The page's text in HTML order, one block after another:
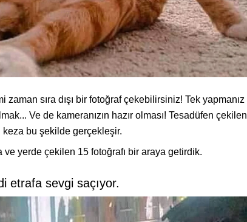
sıra dışı bir fotoğraf çekebilirsiniz! Tek yapmanız
Ve de kameranızın hazır olması! Tesadüfen çekilen
keza bu şekilde gerçekleşir.
yerde çekilen 15 fotoğrafı bir araya getirdik.
etrafa sevgi saçıyor.